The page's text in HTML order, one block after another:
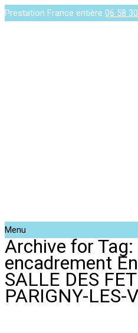
Prestation France entière 06 58
Menu
Archive for
encadrement
SALLE DES
PARIGNY-LES-